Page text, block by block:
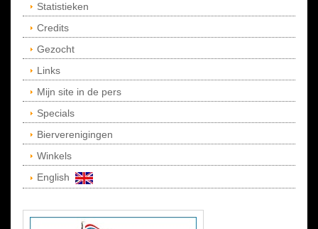
Statistieken
Credits
Gezocht
Links
Mijn site in de pers
Specials
Bierverenigingen
Winkels
English